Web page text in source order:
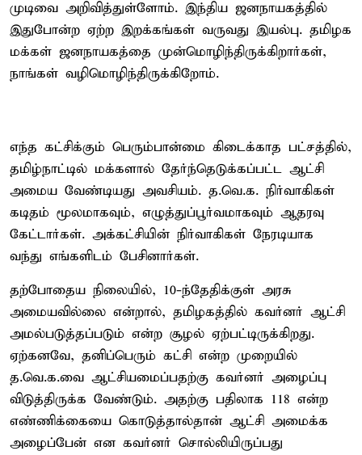
முடிவை அறிவித்துள்ளோம். இந்திய ஜனநாயகத்தில்
இதுபோன்ற ஏற்ற இறக்கங்கள் வருவது இயல்பு. தமிழக
மக்கள் ஜனநாயகத்தை முன்மொழிந்திருக்கிறார்கள்,
நாங்கள் வழிமொழிந்திருக்கிறோம்.
எந்த கட்சிக்கும் பெரும்பான்மை கிடைக்காத பட்சத்தில்,
தமிழ்நாட்டில் மக்களால் தேர்ந்தெடுக்கப்பட்ட ஆட்சி
அமைய வேண்டியது அவசியம். த.வெ.க. நிர்வாகிகள்
கடிதம் மூலமாகவும், எழுத்துப்பூர்வமாகவும் ஆதரவு
கேட்டார்கள். அக்கட்சியின் நிர்வாகிகள் நேரடியாக
வந்து எங்களிடம் பேசினார்கள்.
தற்போதைய நிலையில், 10-ந்தேதிக்குள் அரசு
அமையவில்லை என்றால், தமிழகத்தில் கவர்னர் ஆட்சி
அமல்படுத்தப்படும் என்ற சூழல் ஏற்பட்டிருக்கிறது.
ஏற்கனவே, தனிப்பெரும் கட்சி என்ற முறையில்
த.வெ.க.வை ஆட்சியமைப்பதற்கு கவர்னர் அழைப்பு
விடுத்திருக்க வேண்டும். அதற்கு பதிலாக 118 என்ற
எண்ணிக்கையை கொடுத்தால்தான் ஆட்சி அமைக்க
அழைப்பேன் என கவர்னர் சொல்லியிருப்பது